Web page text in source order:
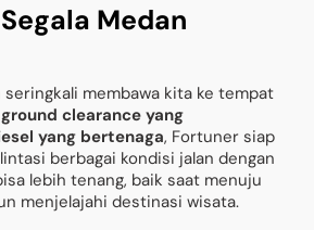
Medan
seringkali membawa kita ke tempat
ground clearance yang
yang bertenaga, Fortuner siap
berbagai kondisi jalan dengan
lebih tenang, baik saat menuju
menjelajahi destinasi wisata.